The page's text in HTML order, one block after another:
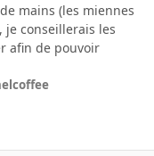
mains (les miennes
conseillerais les
afin de pouvoir